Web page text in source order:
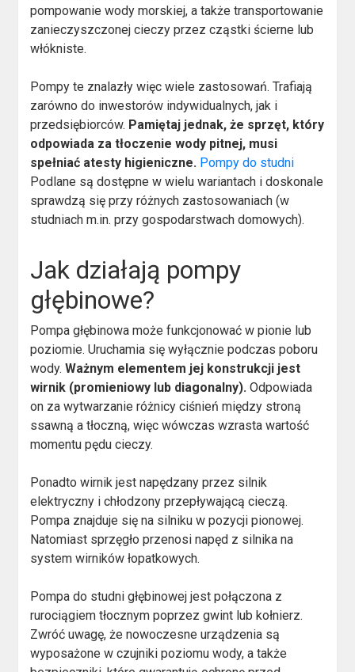
pompowanie wody morskiej, a także transportowanie
zanieczyszczonej cieczy przez cząstki ścierne lub
włókniste.
Pompy te znalazły więc wiele zastosowań. Trafiają
zarówno do inwestorów indywidualnych, jak i
przedsiębiorców. Pamiętaj jednak, że sprzęt, który
odpowiada za tłoczenie wody pitnej, musi
spełniać atesty higieniczne. Pompy do studni
Podlane są dostępne w wielu wariantach i doskonale
sprawdzą się przy różnych zastosowaniach (w
studniach m.in. przy gospodarstwach domowych).
Jak działają pompy
głębinowe?
Pompa głębinowa może funkcjonować w pionie lub
poziomie. Uruchamia się wyłącznie podczas poboru
wody.Ważnym elementem jej konstrukcji jest
wirnik (promieniowy lub diagonalny).Odpowiada
on za wytwarzanie różnicy ciśnień między stroną
ssawną a tłoczną, więc wówczas wzrasta wartość
momentu pędu cieczy.
Ponadto wirnik jest napędzany przez silnik
elektryczny i chłodzony przepływającą cieczą.
Pompa znajduje się na silniku w pozycji pionowej.
Natomiast sprzęgło przenosi napęd z silnika na
system wirników łopatkowych.
Pompa do studni głębinowej jest połączona z
rurociągiem tłocznym poprzez gwint lub kołnierz.
Zwróć uwagę, że nowoczesne urządzenia są
wyposażone w czujniki poziomu wody, a także